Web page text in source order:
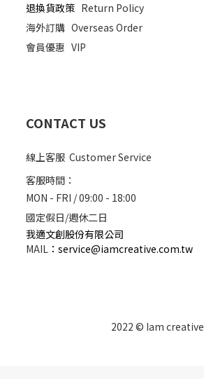
退換貨政策 Return Policy
海外訂購 Overseas Order
會員優惠 VIP
CONTACT US
線上客服 Customer Service
客服時間：
MON - FRI / 09:00 - 18:00
國定假日/週休二日
我適文創股份有限公司
MAIL ： service@iamcreative.com.tw
2022 © Iam creative